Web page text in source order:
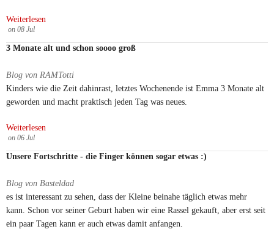
Weiterlesen
on 08 Jul
3 Monate alt und schon soooo groß
Blog von RAMTotti
Kinders wie die Zeit dahinrast, letztes Wochenende ist Emma 3 Monate alt
geworden und macht praktisch jeden Tag was neues.
Weiterlesen
on 06 Jul
Unsere Fortschritte - die Finger können sogar etwas :)
Blog von Basteldad
es ist interessant zu sehen, dass der Kleine beinahe täglich etwas mehr
kann. Schon vor seiner Geburt haben wir eine Rassel gekauft, aber erst seit
ein paar Tagen kann er auch etwas damit anfangen.